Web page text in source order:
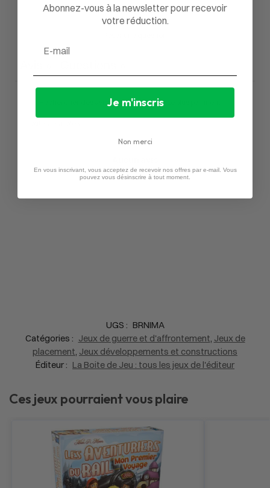
UGS : BRNIMA
Catégories : Jeux de guerre et d'affrontement Jeux de
placement Jeux développements et constructions
Éditeur : La Boite de Jeu : tous les jeux de l'éditeur
Ces jeux pourraient vous plaire
Abonnez-vous à la newsletter pour recevoir
votre réduction.
Je m'inscris
Non merci
En vous inscrivant, vous acceptez de recevoir nos offres par e-mail. Vous
pouvez vous désinscrire à tout moment.